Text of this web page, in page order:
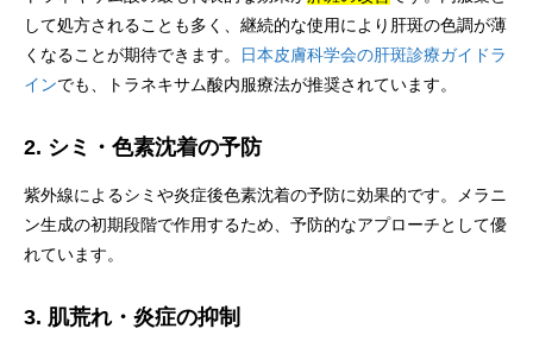
して処方されることも多く、継続的な使用により肝斑の色調が薄
くなることが期待できます。
日本皮膚科学会の肝斑診療ガイドラ
インでも、トラネキサム酸内服療法が推奨されています。
2. シミ・色素沈着の予防
紫外線によるシミや炎症後色素沈着の予防に効果的です。メラニ
ン生成の初期段階で作用するため、予防的なアプローチとして優
れています。
3. 肌荒れ・炎症の抑制